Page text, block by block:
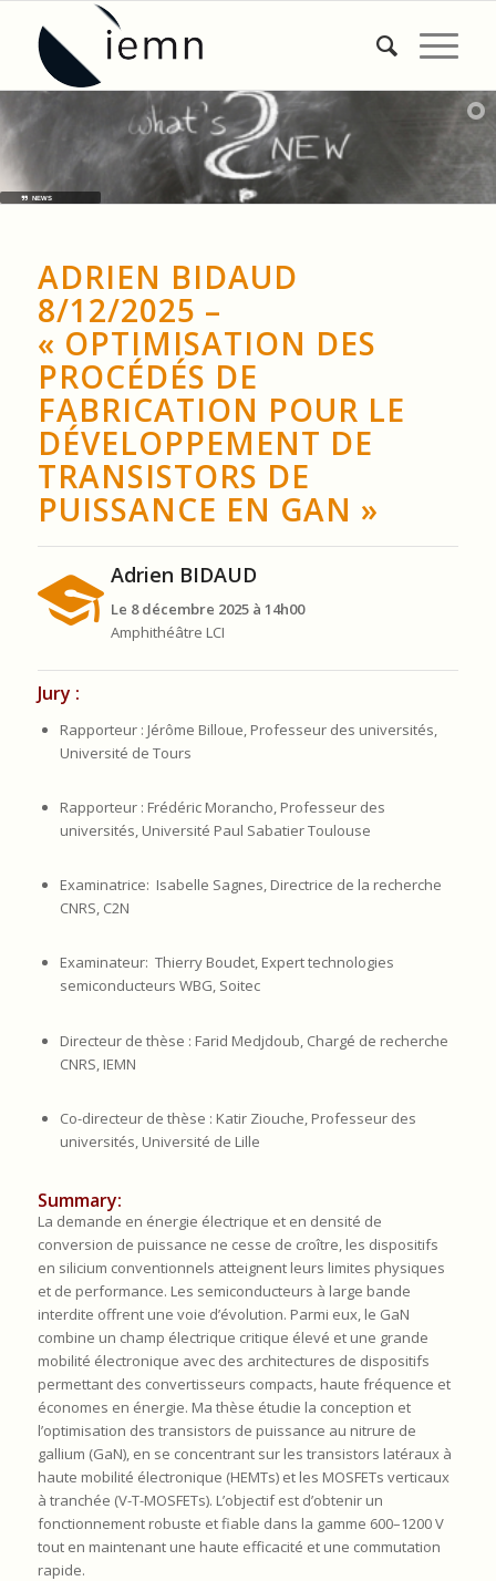
NEWS
ADRIEN BIDAUD
8/12/2025 –
« OPTIMISATION DES
PROCÉDÉS DE
FABRICATION POUR LE
DÉVELOPPEMENT DE
TRANSISTORS DE
PUISSANCE EN GAN »
Adrien BIDAUD
Le 8 décembre 2025 à 14h00
Amphithéâtre LCI
Jury :
Rapporteur : Jérôme Billoue, Professeur des universités,
Université de Tours
Rapporteur : Frédéric Morancho, Professeur des
universités, Université Paul Sabatier Toulouse
Examinatrice: Isabelle Sagnes, Directrice de la recherche
CNRS, C2N
Examinateur: Thierry Boudet, Expert technologies
semiconducteurs WBG, Soitec
Directeur de thèse : Farid Medjdoub, Chargé de recherche
CNRS, IEMN
Co-directeur de thèse : Katir Ziouche, Professeur des
universités, Université de Lille
Summary:
La demande en énergie électrique et en densité de
conversion de puissance ne cesse de croître, les dispositifs
en silicium conventionnels atteignent leurs limites physiques
et de performance. Les semiconducteurs à large bande
interdite offrent une voie d’évolution. Parmi eux, le GaN
combine un champ électrique critique élevé et une grande
mobilité électronique avec des architectures de dispositifs
permettant des convertisseurs compacts, haute fréquence et
économes en énergie. Ma thèse étudie la conception et
l’optimisation des transistors de puissance au nitrure de
gallium (GaN), en se concentrant sur les transistors latéraux à
haute mobilité électronique (HEMTs) et les MOSFETs verticaux
à tranchée (V-T-MOSFETs). L’objectif est d’obtenir un
fonctionnement robuste et fiable dans la gamme 600–1200 V
tout en maintenant une haute efficacité et une commutation
rapide.